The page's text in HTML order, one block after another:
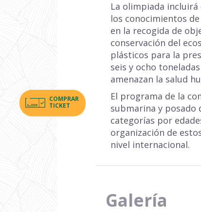
La olimpiada incluirá
los conocimientos
en la recogida de
conservación del
plásticos para la
seis y ocho
amenazan la salud
El programa de la
submarina y posado
categorías por
organización de
nivel internacional.
Galería
COMPRAR
TICKET